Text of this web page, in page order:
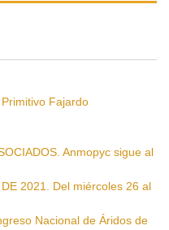
Fajardo
Anmopyc sigue al
DE 2021. Del miércoles 26 al
Nacional de Áridos de